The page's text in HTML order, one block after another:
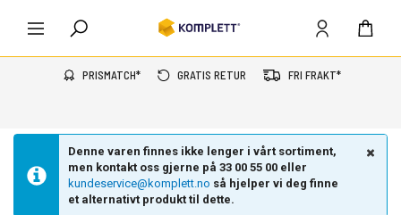
PRISMATCH* GRATIS RETUR FRI FRAKT*
Denne varen finnes ikke lenger i vårt sortiment,
men kontakt oss gjerne på 33 00 55 00 eller
kundeservice@komplett.no så hjelper vi deg finne
et alternativt produkt til dette.